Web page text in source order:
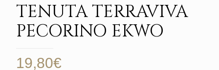
TENUTA TERRAVIVA
PECORINO EKWO
19,80€